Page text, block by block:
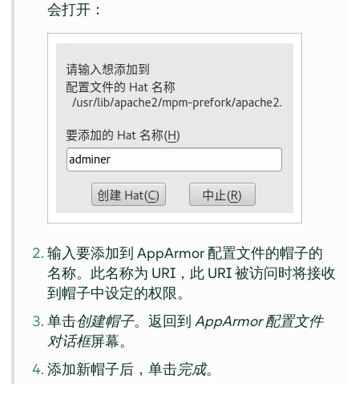
会打开：
输入要添加到AppArmor配置文件的帽子的
名称。此名称为 URI，此 URI 被访问时将接收
到帽子中设定的权限。
单击创建帽子。返回到AppArmor 配置文件
对话框屏幕。
添加新帽子后，单击完成。